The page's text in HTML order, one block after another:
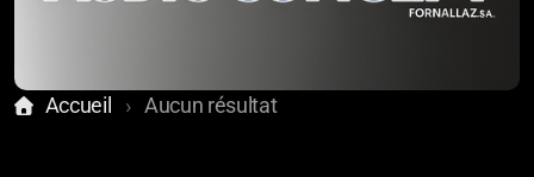
Accueil Aucun résultat